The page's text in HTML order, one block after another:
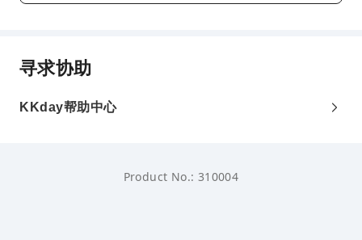
需前往便利店，即可购买所需物品。出于健康考虑，整个住宿
公寓-由海云台管理的部分房间设有独立的起居室，甚至带有阳
室内娱乐设施，为客人提供愉快的入住体验。 请放心，在某些
寻求协助
KKday帮助中心
Product No.: 310004